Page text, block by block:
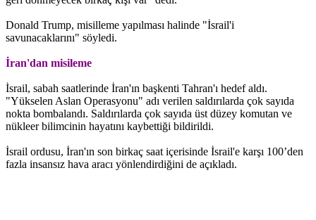
Donald Trump, misilleme yapılması halinde "İsrail'i
savunacaklarını" söyledi.
İran'dan misileme
İsrail, sabah saatlerinde İran'ın başkenti Tahran'ı hedef aldı.
"Yükselen Aslan Operasyonu" adı verilen saldırılarda çok sayıda
nokta bombalandı. Saldırılarda çok sayıda üst düzey komutan ve
nükleer bilimcinin hayatını kaybettiği bildirildi.
İsrail ordusu, İran'ın son birkaç saat içerisinde İsrail'e karşı 100’den
fazla insansız hava aracı yönlendirdiğini de açıkladı.